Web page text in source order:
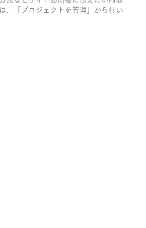
、「プロジェクトを管理」から行い